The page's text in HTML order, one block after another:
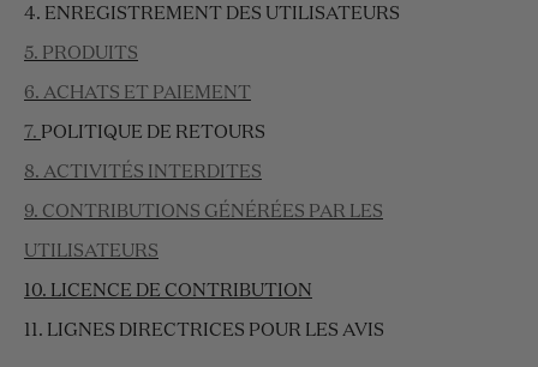
4. ENREGISTREMENT DES UTILISATEURS
5. PRODUITS
6. ACHATS ET PAIEMENT
7. POLITIQUE DE RETOURS
8. ACTIVITÉS INTERDITES
9. CONTRIBUTIONS GÉNÉRÉES PAR LES
UTILISATEURS
10. LICENCE DE CONTRIBUTION
11. LIGNES DIRECTRICES POUR LES AVIS